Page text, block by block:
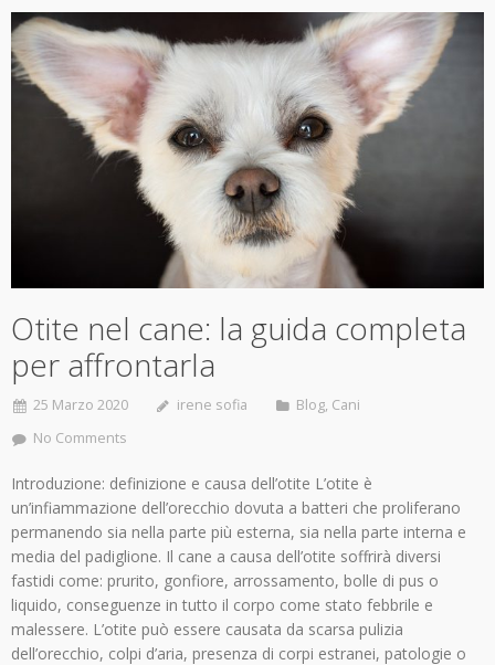
Otite nel cane: la guida completa
per affrontarla
25 Marzo 2020 irene sofia Blog, Cani
No Comments
Introduzione: definizione e causa dell’otite L’otite è
un’infiammazione dell’orecchio dovuta a batteri che proliferano
permanendo sia nella parte più esterna, sia nella parte interna e
media del padiglione. Il cane a causa dell’otite soffrirà diversi
fastidi come: prurito, gonfiore, arrossamento, bolle di pus o
liquido, conseguenze in tutto il corpo come stato febbrile e
malessere. L’otite può essere causata da scarsa pulizia
dell’orecchio, colpi d’aria, presenza di corpi estranei, patologie o